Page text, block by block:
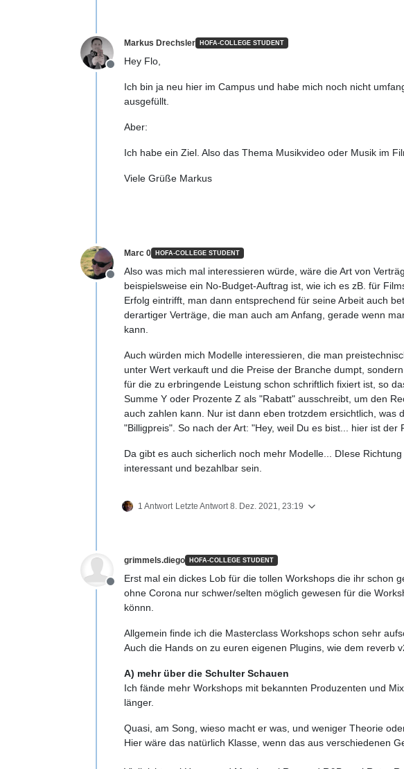
Offline
Markus Drechsler HOFA-COLLEGE STUDENT
Hey Flo,
Ich bin ja neu hier im Campus und habe mich noch nicht
ausgefüllt.
Aber:
Ich habe ein Ziel. Also das Thema Musikvideo oder Musik im
Viele Grüße Markus
Offline
Marc 0 HOFA-COLLEGE STUDENT
Also was mich mal interessieren würde, wäre die Art von
beispielsweise ein No-Budget-Auftrag ist, wie ich es zB. für
Erfolg eintrifft, man dann entsprechend für seine Arbeit auch
derartiger Verträge, die man auch am Anfang, gerade wenn
kann.
Auch würden mich Modelle interessieren, die man
unter Wert verkauft und die Preise der Branche dumpt,
für die zu erbringende Leistung schon schriftlich fixiert ist, so
Summe Y oder Prozente Z als "Rabatt" ausschreibt, um den
auch zahlen kann. Nur ist dann eben trotzdem ersichtlich,
"Billigpreis". So nach der Art: "Hey, weil Du es bist... hier ist
Da gibt es auch sicherlich noch mehr Modelle... DIese
interessant und bezahlbar sein.
1 Antwort Letzte Antwort 8. Dez. 2021, 23:19
Offline
grimmels.diego HOFA-COLLEGE STUDENT
Erst mal ein dickes Lob für die tollen Workshops die ihr schon
ohne Corona nur schwer/selten möglich gewesen für die
könnn.
Allgemein finde ich die Masterclass Workshops schon sehr
Auch die Hands on zu euren eigenen Plugins, wie dem reverb
A) mehr über die Schulter Schauen
Ich fände mehr Workshops mit bekannten Produzenten und
länger.
Quasi, am Song, wieso macht er was, und weniger Theorie
Hier wäre das natürlich Klasse, wenn das aus verschiedenen